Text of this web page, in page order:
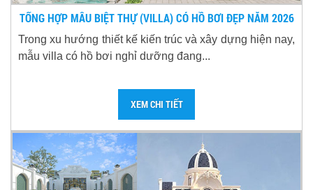
TỔNG HỢP MẪU BIỆT THỰ (VILLA) CÓ HỒ BƠI ĐẸP NĂM 2026
Trong xu hướng thiết kế kiến trúc và xây dựng hiện nay,
mẫu villa có hồ bơi nghỉ dưỡng đang...
XEM CHI TIẾT